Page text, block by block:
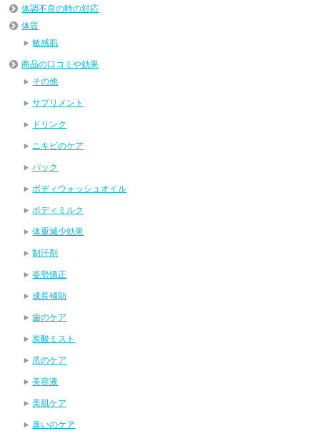
体調不良の時の対応
体質
敏感肌
商品の口コミや効果
その他
サプリメント
ドリンク
ニキビのケア
パック
ボディウォッシュオイル
ボディミルク
体重減少効果
制汗剤
姿勢矯正
成長補助
歯のケア
炭酸ミスト
爪のケア
美容液
美肌ケア
臭いのケア